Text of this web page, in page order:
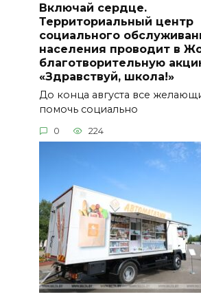
Включай сердце.
Территориальный центр
социального
населения проводит в
благотворительную
«Здравствуй, школа!»
До конца августа все
помочь социально
0 224